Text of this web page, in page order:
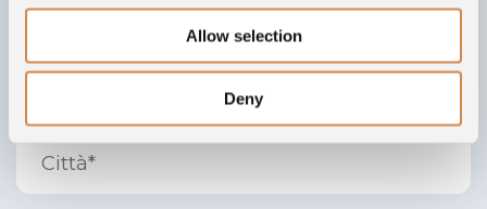
Allow selection
Deny